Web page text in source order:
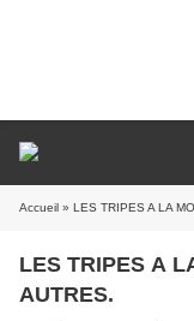
Accueil » LES TRIPES A LA
LES TRIPES A
AUTRES.